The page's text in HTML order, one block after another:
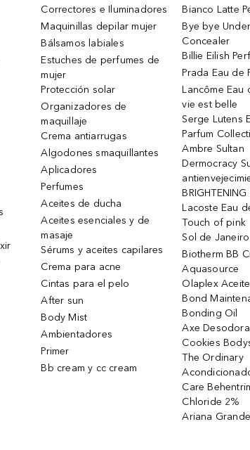
Correctores e Iluminadores
Maquinillas depilar mujer
Bálsamos labiales
Estuches de perfumes de
mujer
Protección solar
Organizadores de
maquillaje
Crema antiarrugas
Algodones smaquillantes
Aplicadores
Perfumes
Aceites de ducha
Aceites esenciales y de
masaje
Sérums y aceites capilares
Crema para acne
Cintas para el pelo
After sun
Body Mist
Ambientadores
Primer
Bb cream y cc cream
Bianco Latte
Bye bye
Concealer
Billie Eilish
Prada Eau de
Lancôme Eau
vie est belle
Serge Lutens
Parfum
Ambre Sultan
Dermocracy
Lacoste Eau
Touch of pink
Sol de
Biotherm BB
Aquasource
Olaplex
Bond
Bonding Oil
Axe
Cookies
The Ordinary
Care
Chloride 2%
Ariana